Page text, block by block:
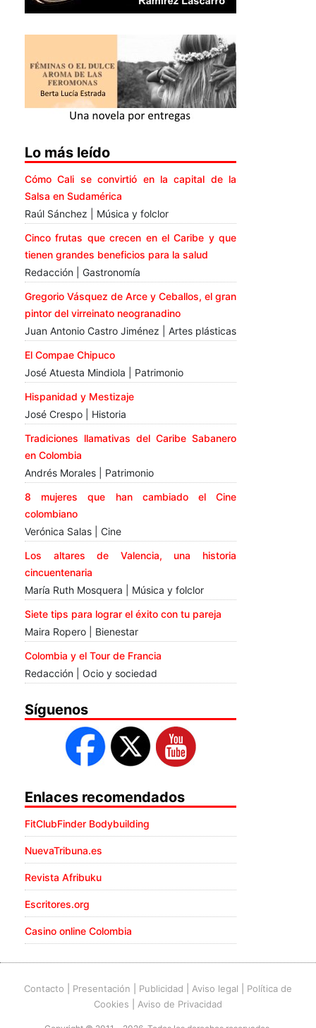
Lo más leído
Cómo Cali se convirtió en la capital de la
Salsa en Sudamérica
Raúl Sánchez | Música y folclor
Cinco frutas que crecen en el Caribe y que
tienen grandes beneficios para la salud
Redacción | Gastronomía
Gregorio Vásquez de Arce y Ceballos, el gran
pintor del virreinato neogranadino
Juan Antonio Castro Jiménez | Artes plásticas
El Compae Chipuco
José Atuesta Mindiola | Patrimonio
Hispanidad y Mestizaje
José Crespo | Historia
Tradiciones llamativas del Caribe Sabanero
en Colombia
Andrés Morales | Patrimonio
8 mujeres que han cambiado el Cine
colombiano
Verónica Salas | Cine
Los altares de Valencia, una historia
cincuentenaria
María Ruth Mosquera | Música y folclor
Siete tips para lograr el éxito con tu pareja
Maira Ropero | Bienestar
Colombia y el Tour de Francia
Redacción | Ocio y sociedad
Síguenos
Enlaces recomendados
FitClubFinder Bodybuilding
NuevaTribuna.es
Revista Afribuku
Escritores.org
Casino online Colombia
Contacto Presentación Publicidad Aviso legal
Política de
Cookies
Aviso de Privacidad